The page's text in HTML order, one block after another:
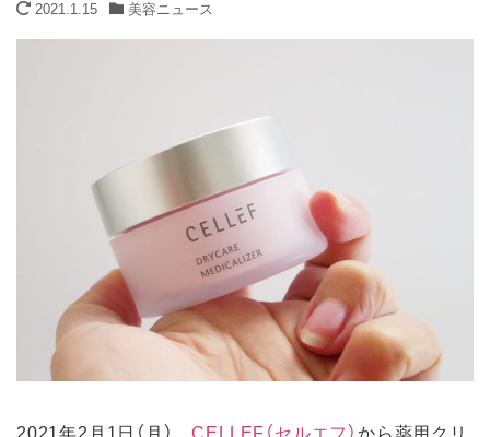
2021.1.15 美容ニュース
2021年2月1日（月）、CELLEF（セルエフ）から薬用クリ